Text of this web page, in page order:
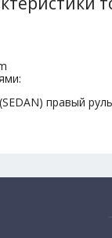
правый руль